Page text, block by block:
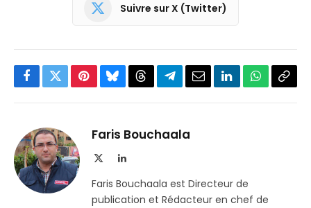
Suivre sur X (Twitter)
Facebook
TwitterPinterestBlueskyThreadsPartager
Telegram
EmailLinkedInWhatsApp
Faris Bouchaala
LinkedIn
Faris Bouchaala est Directeur de
publication et Rédacteur en chef de